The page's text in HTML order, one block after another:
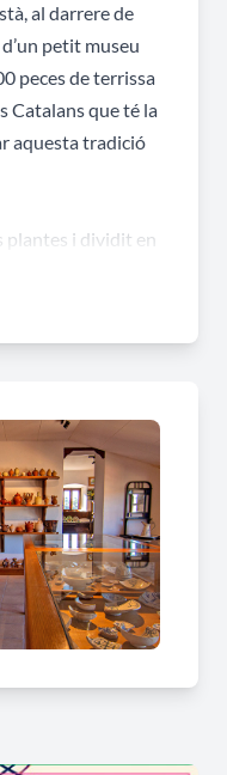
al darrere de
petit museu
peces de terrissa
Catalans que té la
aquesta tradició
plantes i dividit en
permet
és la de Piera i
Bisbal
Julià, Breda i
objectes,
procedents d’una
ha la sala de les